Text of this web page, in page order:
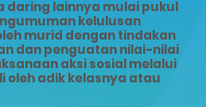
daring lainnya mulai pukul
kelulusan
murid dengan tindakan
dan penguatan nilai-nilai
aksi sosial melalui
adik kelasnya atau